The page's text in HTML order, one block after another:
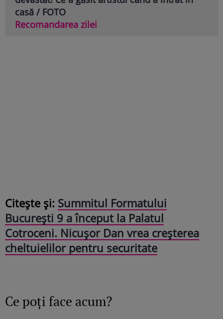
casă / FOTO
Recomandarea zilei
Citește și: Summitul Formatului
București 9 a început la Palatul
Cotroceni. Nicușor Dan vrea creșterea
cheltuielilor pentru securitate
Ce poți face acum?